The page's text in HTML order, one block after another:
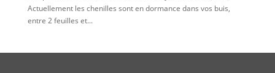
Actuellement les chenilles sont en dormance dans vos buis,
entre 2 feuilles et...